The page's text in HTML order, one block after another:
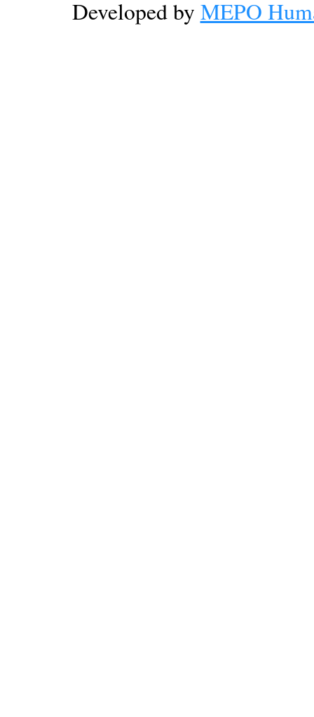
Developed by MEPO